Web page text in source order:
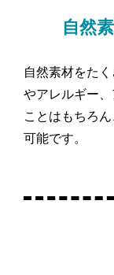
自然
自然素材をた
やアレルギー
ことはもちろ
可能です。